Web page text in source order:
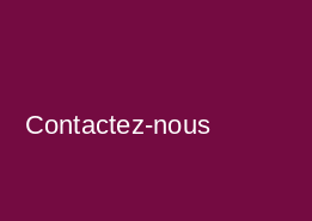
Contactez-nous